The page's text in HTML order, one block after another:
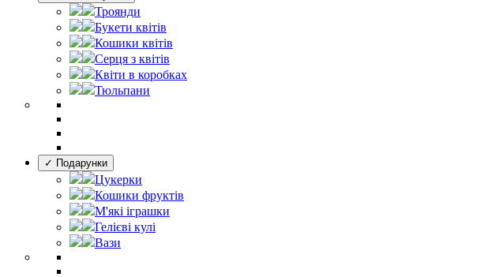
Троянди
Букети квітів
Кошики квітів
Серця з квітів
Квіти в коробках
Тюльпани
✓ Подарунки
Цукерки
Кошики фруктів
М'які іграшки
Гелієві кулі
Вази